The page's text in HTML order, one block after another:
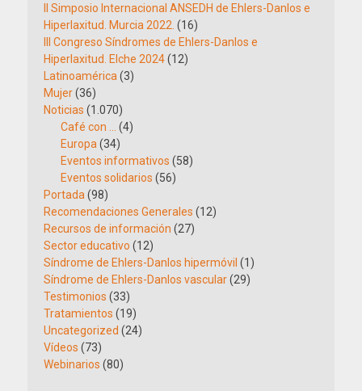
II Simposio Internacional ANSEDH de Ehlers-Danlos e
Hiperlaxitud. Murcia 2022. (16)
III Congreso Síndromes de Ehlers-Danlos e
Hiperlaxitud. Elche 2024(12)
Latinoamérica (3)
Mujer(36)
Noticias (1.070)
Café con …
(4)
Europa (34)
Eventos informativos (58)
Eventos solidarios (56)
Portada (98)
Recomendaciones Generales (12)
Recursos de información (27)
Sector educativo (12)
Síndrome de Ehlers-Danlos hipermóvil (1)
Síndrome de Ehlers-Danlos vascular(29)
Testimonios (33)
Tratamientos (19)
Uncategorized (24)
Vídeos (73)
Webinarios (80)